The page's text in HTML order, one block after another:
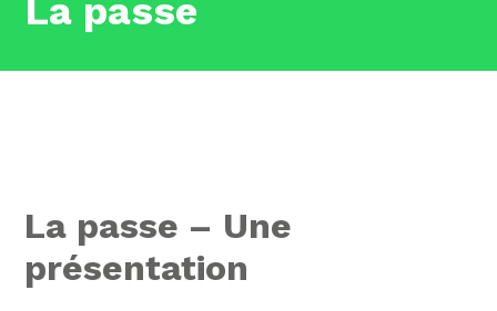
La passe
La passe – Une
présentation